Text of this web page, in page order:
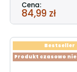
Cena:
84,99 zł
Produkt czasowo
Bestseller